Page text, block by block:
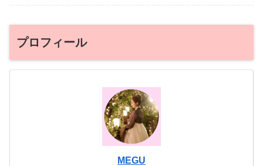
プロフィール
MEGU